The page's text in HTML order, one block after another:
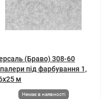
(Браво) 308-60
під фарбування 1,
м
Немає в наявності